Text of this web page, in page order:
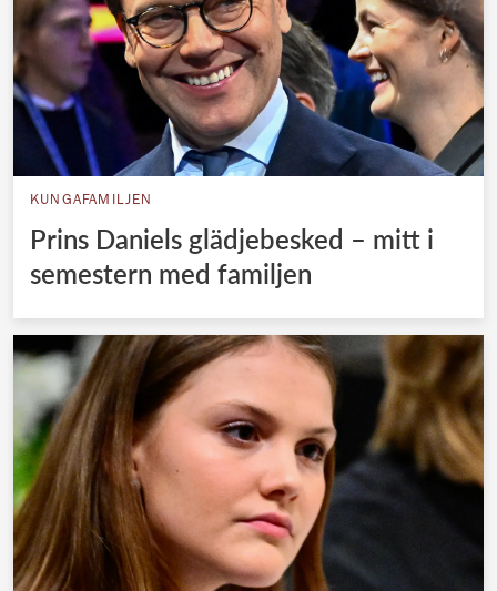
KUNGAFAMILJEN
Prins Daniels glädjebesked – mitt i
semestern med familjen